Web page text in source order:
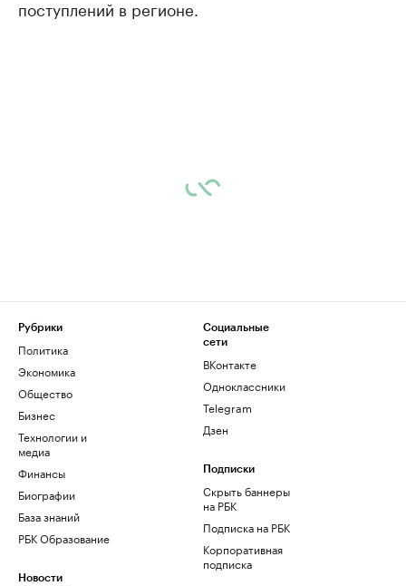
поступлений в регионе.
Рубрики
Политика
Экономика
Общество
Бизнес
Технологии и
медиа
Финансы
Биографии
База знаний
РБК Образование
Новости
Социальные
сети
ВКонтакте
Одноклассники
Telegram
Дзен
Подписки
Скрыть баннеры
на РБК
Подписка на РБК
Корпоративная
подписка